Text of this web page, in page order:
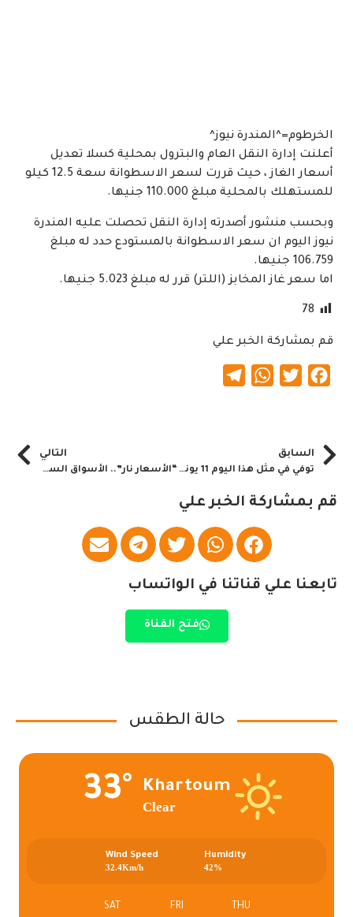
الخرطوم=^المندرة نيوز^
أعلنت إدارة النقل العام والبترول بمحلية كسلا تعديل
أسعار الغاز ، حيث قررت لسعر الاسطوانة سعة 12.5 كيلو
للمستهلك بالمحلية مبلغ 110.000 جنيها.
وبحسب منشور أصدرته إدارة النقل تحصلت عليه المندرة
نيوز اليوم ان سعر الاسطوانة بالمستودع حدد له مبلغ
106.759 جنيها.
اما سعر غاز المخابز (اللتر) قرر له مبلغ 5.023 جنيها.
78
قم بمشاركة الخبر علي
Facebook
Twitter
WhatsApp
السابق
توفي في مثل هذا اليوم 11 يونيو
التالي
“الأسعار نار”.. الأسواق السودانية تكوي المواطنين
قم بمشاركة الخبر علي
تابعنا علي قناتنا في الواتساب
فتح القناة
حالة الطقس
Khartoum
Clear
33°
Humidity
42%
Wind Speed
32.4Km/h
THU
FRI
SAT